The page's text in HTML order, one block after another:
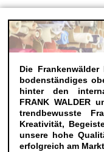
Die
bodenständiges
hinter den
FRANK WALDER
trendbewusste
Kreativität,
unsere hohe
erfolgreich am